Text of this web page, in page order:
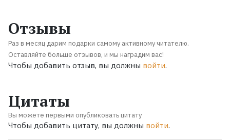
Отзывы
Раз в месяц дарим подарки самому активному читателю.
Оставляйте больше отзывов, и мы наградим вас!
Чтобы добавить отзыв, вы должны войти.
Цитаты
Вы можете первыми опубликовать цитату
Чтобы добавить цитату, вы должны войти.